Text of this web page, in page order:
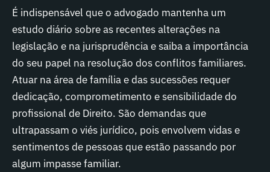
É indispensável que o advogado mantenha um
estudo diário sobre as recentes alterações na
legislação e na jurisprudência e saiba a importância
do seu papel na resolução dos conflitos familiares.
Atuar na área de família e das sucessões requer
dedicação, comprometimento e sensibilidade do
profissional de Direito. São demandas que
ultrapassam o viés jurídico, pois envolvem vidas e
sentimentos de pessoas que estão passando por
algum impasse familiar.